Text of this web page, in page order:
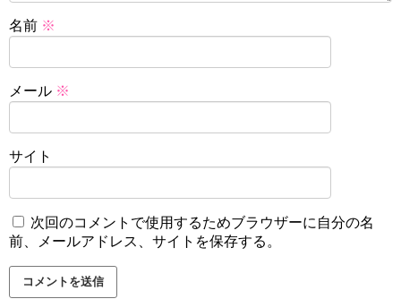
名前 ※
メール ※
サイト
次回のコメントで使用するためブラウザーに自分の名
前、メールアドレス、サイトを保存する。